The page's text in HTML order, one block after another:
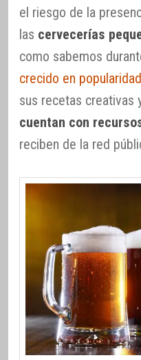
el riesgo de la
las cervecerías
como sabemos
crecido en popularidad
sus recetas creativas
cuentan con
reciben de la red